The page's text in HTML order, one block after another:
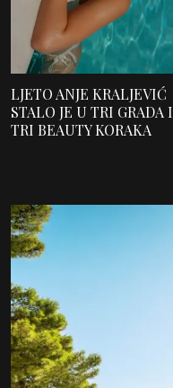
LJETO ANJE KRALJEVIĆ
STALO JE U TRI GRADA I
TRI BEAUTY KORAKA